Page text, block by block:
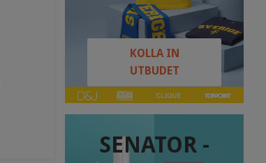
KOLLA IN
UTBUDET
SENATOR -